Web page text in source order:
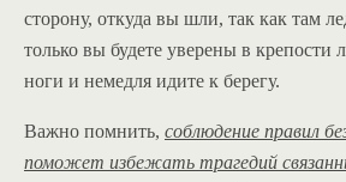
сторону, откуда вы шли, так как там
только вы будете уверены в крепости
ноги и немедля идите к берегу.
Важно помнить, соблюдение правил
поможет избежать трагедий